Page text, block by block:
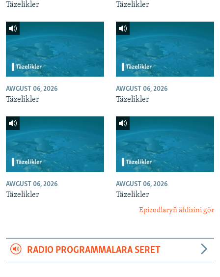
Täzelikler Täzelikler
AWGUST 06, 2026
Täzelikler
AWGUST 06, 2026
Täzelikler
AWGUST 06, 2026
Täzelikler
AWGUST 06, 2026
Täzelikler
Epizodlaryň ählisini gör
RADIO PROGRAMMALARA SERET